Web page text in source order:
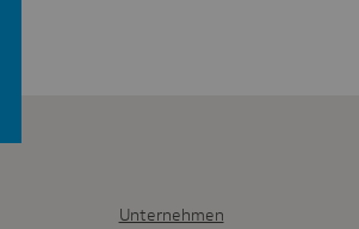
Unternehmen